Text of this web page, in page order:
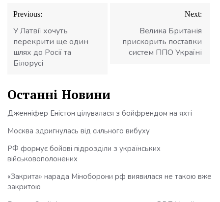
Навігація
записів
Previous:
У Латвії хочуть
перекрити ще один
шлях до Росії та
Білорусі
Next:
Велика Британія
прискорить поставки
систем ППО Україні
Останні Новини
Дженніфер Еністон цілувалася з бойфрендом на яхті
Москва здригнулась від сильного вибуху
РФ формує бойові підрозділи з українських
військовополонених
«Закрита» нарада Міноборони рф виявилася не такою вже
закритою